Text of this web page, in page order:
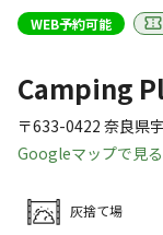
WEB予約可能
Camping
〒633-0422 奈良県
Googleマップで見る
灰捨て場